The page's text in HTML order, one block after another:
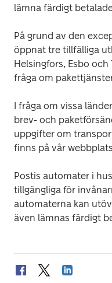
lämna färdigt
På grund av den
öppnat tre tillfälliga
Helsingfors, Esbo
fråga om
I fråga om vissa
brev- och
uppgifter om
finns på vår webbplats
Postis automater i
tillgängliga för
automaterna kan
även lämnas färdigt